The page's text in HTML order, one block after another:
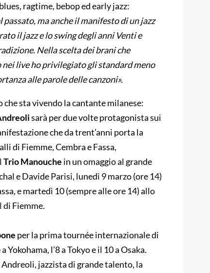
ragtime, bebop ed early jazz:
ma anche il manifesto di un jazz
il jazz e lo swing degli anni Venti e
Nella scelta dei brani che
nei live ho privilegiato gli standard meno
alle parole delle canzoni».
sta vivendo la cantante milanese:
sarà per due volte protagonista sui
che da trent’anni porta la
di Fiemme, Cembra e Fassa,
Trio Manouche in un omaggio al grande
e Davide Parisi, lunedì 9 marzo (ore 14)
e martedì 10 (sempre alle ore 14) allo
di Fiemme.
per la prima tournée internazionale di
l’8 a Tokyo e il 10 a Osaka.
jazzista di grande talento, la